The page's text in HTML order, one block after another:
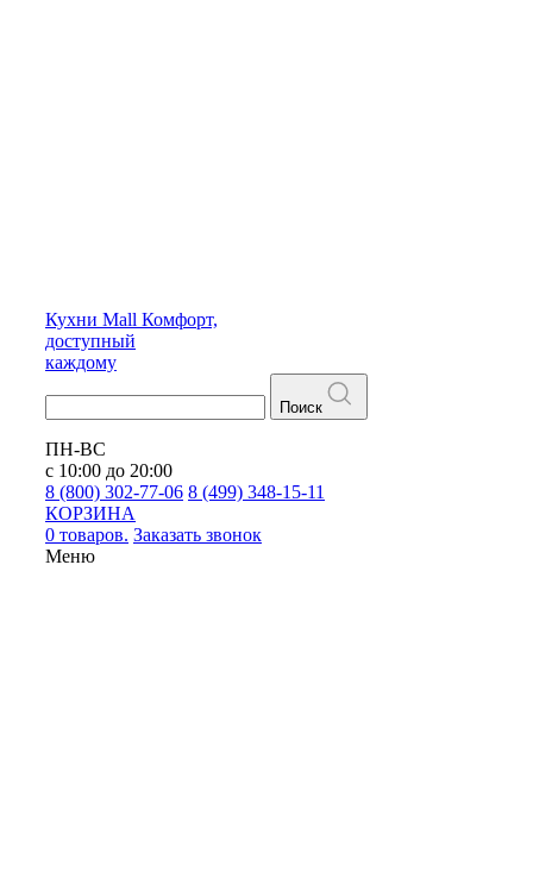
Кухни Mall Комфорт,
доступный
каждому
Поиск
ПН-ВС
с 10:00 до 20:00
8 (800) 302-77-06 8 (499) 348-15-11
КОРЗИНА
0 товаров. Заказать звонок
Меню